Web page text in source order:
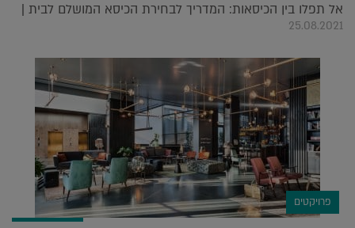
אל תפלו בין הכיסאות: המדריך לבחירת הכיסא המושלם לבית |
25.08.2021
פרויקטים